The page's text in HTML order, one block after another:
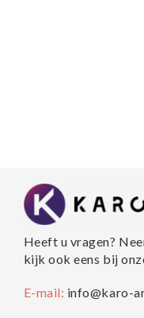
Heeft u vragen?
kijk ook eens bij
E-mail: info@karo-